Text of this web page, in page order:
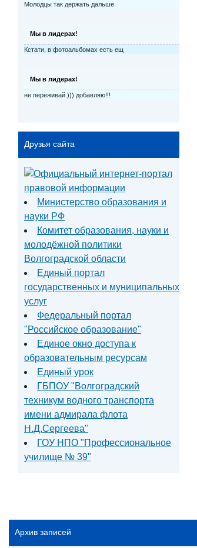
Молодцы так держать дальше
Мы в лидерах!
Кстати, в фотоальбомах есть ещ
Мы в лидерах!
не переживай ))) добавляю!!!
Друзья сайта
Министерство образования и
науки РФ
Комитет образования, науки и
молодёжной политики
Волгоградской области
Единый портал
государственных и муниципальных
услуг
Федеральный портал
"Российское образование"
Единое окно доступа к
образовательным ресурсам
Единый урок
ГБПОУ "Волгоградский
техникум водного транспорта
имени адмирала флота
Н.Д.Сергеева"
ГОУ НПО "Профессиональное
училище № 39"
Архив записей